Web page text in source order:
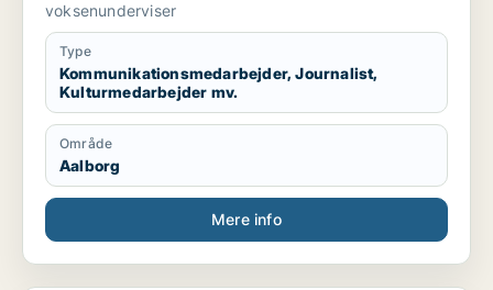
voksenunderviser
Type
Kommunikationsmedarbejder, Journalist,
Kulturmedarbejder mv.
Område
Aalborg
Mere info